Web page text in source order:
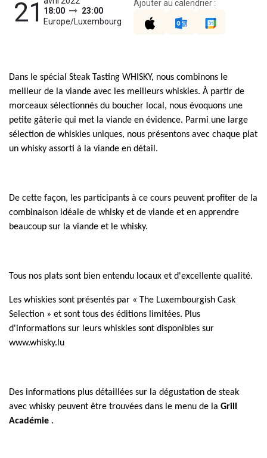
21
18:00
23:00
Europe/Luxembourg
Ajouter au calendrier :
Dans le spécial Steak Tasting WHISKY, nous combinons le
meilleur de la viande avec les meilleurs whiskies. À partir de
morceaux sélectionnés du boucher local, nous évoquons une
petite gâterie qui met la viande en évidence. Parmi une large
sélection de whiskies uniques, nous présentons avec chaque plat
un whisky assorti à la viande en détail.
De cette façon, les participants à ce cours peuvent profiter de la
combinaison idéale de whisky et de viande et en apprendre
beaucoup sur la viande et le whisky.
Tous nos plats sont bien entendu locaux et d'excellente qualité.
Les whiskies sont présentés par « The Luxembourgish Cask
Selection » et sont tous des éditions limitées. Plus
d'informations sur leurs whiskies sont disponibles sur
www.whisky.lu
Des informations plus détaillées sur la dégustation de steak
avec whisky peuvent être trouvées dans le menu de la Grill
Académie .